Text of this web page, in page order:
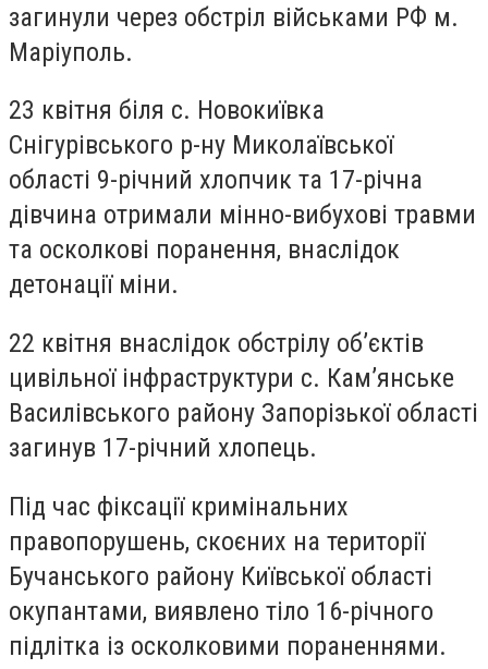
загинули через обстріл військами РФ м.
Маріуполь.
23 квітня біля с. Новокиївка
Снігурівського р-ну Миколаївської
області 9-річний хлопчик та 17-річна
дівчина отримали мінно-вибухові травми
та осколкові поранення, внаслідок
детонації міни.
22 квітня внаслідок обстрілу об’єктів
цивільної інфраструктури с. Кам’янське
Василівського району Запорізької області
загинув 17-річний хлопець.
Під час фіксації кримінальних
правопорушень, скоєних на території
Бучанського району Київської області
окупантами, виявлено тіло 16-річного
підлітка із осколковими пораненнями.